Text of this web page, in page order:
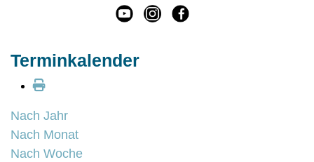
Terminkalender
Nach Jahr
Nach Monat
Nach Woche